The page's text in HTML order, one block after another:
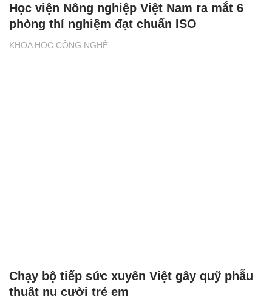
KHOA HỌC CÔNG NGHỆ
Học viện Nông nghiệp Việt Nam ra mắt 6
phòng thí nghiệm đạt chuẩn ISO
Chạy bộ tiếp sức xuyên Việt gây quỹ phẫu
thuật nụ cười trẻ em